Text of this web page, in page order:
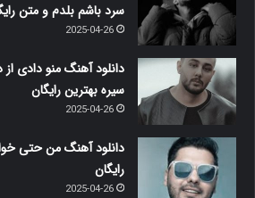
سرد باشم بلدم و متن
2025-04-26
دانلود آهنگ منو دادی
سیره بهترین رایگان
2025-04-26
دانلود آهنگ من حتی
رایگان
2025-04-26